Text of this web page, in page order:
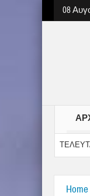
08
Μήνυμα
Home